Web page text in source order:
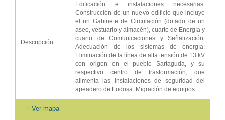
Descripción
Edificación e instalaciones necesarias:
Construcción de un nuevo edificio que incluye
el un Gabinete de Circulación (dotado de un
aseo, vestuario y almacén), cuarto de Energía y
cuarto de Comunicaciones y Señalización.
Adecuación de los sistemas de energía:
Eliminación de la línea de alta tensión de 13 kV
con origen en el pueblo Sartaguda, y su
respectivo centro de trasformación, que
alimenta las instalaciones de seguridad del
apeadero de Lodosa. Migración de equipos.
↑ Ver mapa